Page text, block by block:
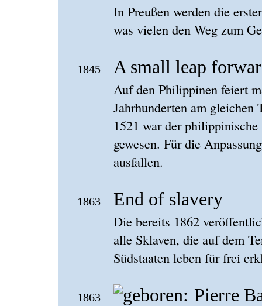
In Preußen werden die
was vielen den Weg zum
1845 A small leap
Auf den Philippinen feiert
Jahrhunderten am gleichen
1521 war der
gewesen. Für die
ausfallen.
1863 End of slavery
Die bereits 1862
alle Sklaven, die auf dem
Südstaaten leben für frei
1863 Pierre